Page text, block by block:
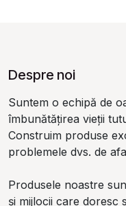
Despre noi
Suntem o echipă de
îmbunătățirea vieții
Construim produse
problemele dvs. de
Produsele noastre
și mijlocii care doresc